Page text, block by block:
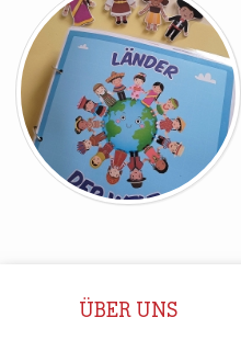
ÜBER UNS